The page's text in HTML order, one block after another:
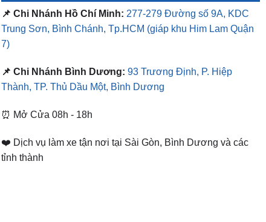
📌 Chi Nhánh Hồ Chí Minh: 277-279 Đường số 9A, KDC
Trung Sơn, Bình Chánh, Tp.HCM (giáp khu Him Lam Quận
7)
📌 Chi Nhánh Bình Dương: 93 Trương Định, P. Hiệp
Thành, TP. Thủ Dầu Một, Bình Dương
⏰ Mở Cửa 08h - 18h
❤️ Dịch vụ làm xe tận nơi tại Sài Gòn, Bình Dương và các
tỉnh thành